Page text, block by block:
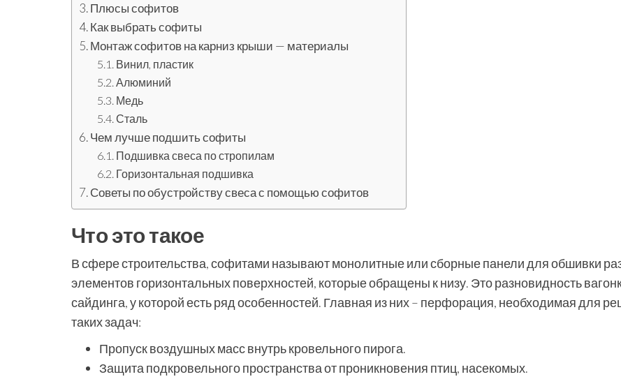
Плюсы софитов
Как выбрать софиты
Монтаж софитов на карниз крыши — материалы
Винил, пластик
Алюминий
Медь
Сталь
Чем лучше подшить софиты
Подшивка свеса по стропилам
Горизонтальная подшивка
Советы по обустройству свеса с помощью софитов
Что это такое
В сфере строительства, софитами называют монолитные или сборные панели для обшивки
элементов горизонтальных поверхностей, которые обращены к низу. Это разновидность
сайдинга, у которой есть ряд особенностей. Главная из них – перфорация, необходимая для
таких задач:
Пропуск воздушных масс внутрь кровельного пирога.
Защита подкровельного пространства от проникновения птиц, насекомых.